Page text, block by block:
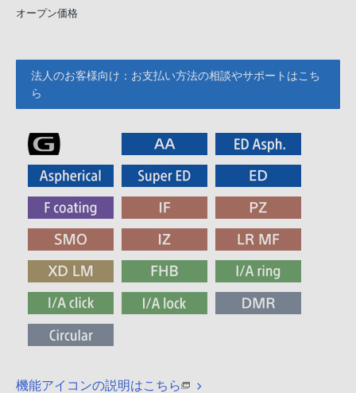
オープン価格
法人のお客様向け：お支払い方法の相談やサポートはこち
ら
機能アイコンの説明はこちら